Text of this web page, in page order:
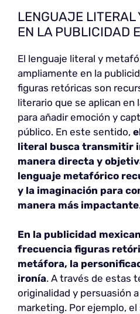
LENGUAJE LITERAL
EN LA PUBLICIDAD
El lenguaje literal y
ampliamente en la
figuras retóricas son
literario que se aplican en
para añadir emoción y
público. En este sentido,
literal busca transmitir
manera directa y
lenguaje metafórico
y la imaginación para
manera más impactante
En la publicidad
frecuencia figuras
metáfora, la
ironía. A través de estas
originalidad y persuasión
marketing. Por ejemplo,